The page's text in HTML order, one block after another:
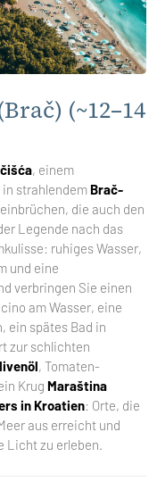
(~12–14
, einem
strahlendem Brač-
die auch den
Legende nach das
ruhiges Wasser,
und eine
verbringen Sie einen
am Wasser, eine
ein spätes Bad in
zur schlichten
, Tomaten-
Krug Maraština
in Kroatien: Orte, die
aus erreicht und
Licht zu erleben.